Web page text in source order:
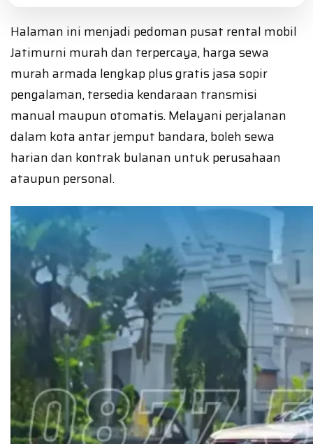
Halaman ini menjadi pedoman pusat rental mobil
Jatimurni murah dan terpercaya, harga sewa
murah armada lengkap plus gratis jasa sopir
pengalaman, tersedia kendaraan transmisi
manual maupun otomatis. Melayani perjalanan
dalam kota antar jemput bandara, boleh sewa
harian dan kontrak bulanan untuk perusahaan
ataupun personal.